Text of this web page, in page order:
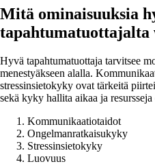
Mitä ominaisuuksia
tapahtumatuottajalta
Hyvä tapahtumatuottaja tarvitsee
menestyäkseen alalla.
stressinsietokyky ovat tärkeitä
sekä kyky hallita aikaa ja resursseja
Kommunikaatiotaidot
Ongelmanratkaisukyky
Stressinsietokyky
Luovuus